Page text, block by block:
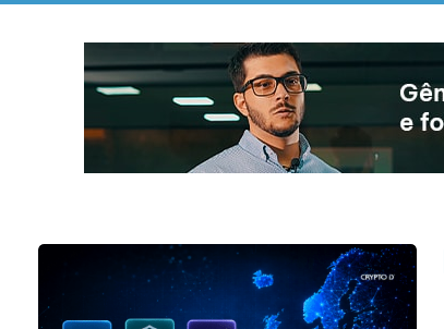
(Twitter)